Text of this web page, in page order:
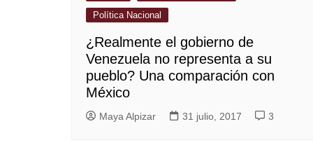
Política Nacional
¿Realmente el gobierno de
Venezuela no representa a su
pueblo? Una comparación con
México
Maya Alpizar 31 julio, 2017 3